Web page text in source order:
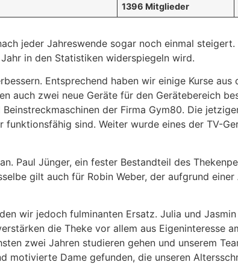
1396 Mitglieder
jeder Jahreswende sogar noch einmal
in den Statistiken widerspiegeln wird.
Entsprechend haben wir einige Kurse
auch zwei neue Geräte für den Gerätebereich
der Firma Gym80. Die
sind. Weiter wurde eines der TV-
Paul Jünger, ein fester Bestandteil des
gilt auch für Robin Weber, der aufgrund
wir jedoch fulminanten Ersatz. Julia und
die Theke vor allem aus Eigeninteresse
zwei Jahren studieren gehen und unserem
motivierte Dame gefunden, die unseren